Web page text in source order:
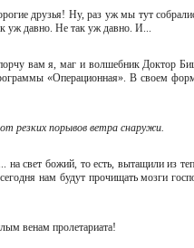
друзья! Ну, раз уж мы тут
уж давно. Не так уж давно. И...
вам я, маг и волшебник Доктор
«Операционная». В своем
резких порывов ветра снаружи.
свет божий, то есть, вытащили из
нам будут прочищать мозги
венам пролетариата!